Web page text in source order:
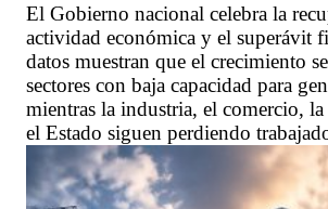
El Gobierno nacional celebra la
actividad económica y el superávit
datos muestran que el crecimiento
sectores con baja capacidad para
mientras la industria, el comercio,
el Estado siguen perdiendo